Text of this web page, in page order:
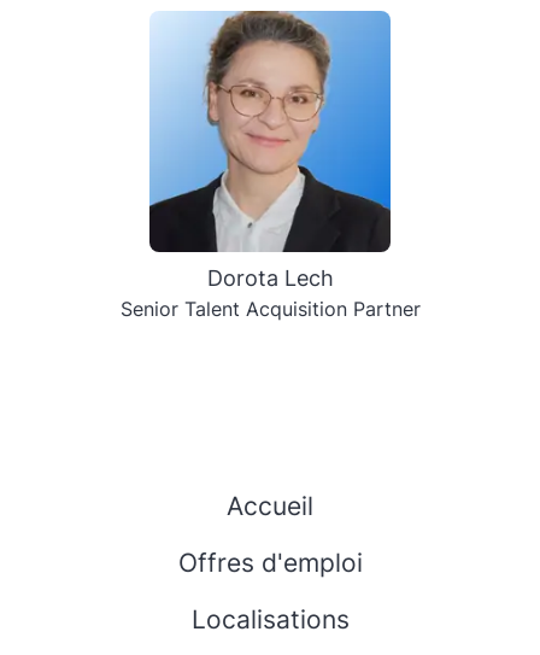
Dorota Lech
Senior Talent Acquisition Partner
Accueil
Offres d'emploi
Localisations